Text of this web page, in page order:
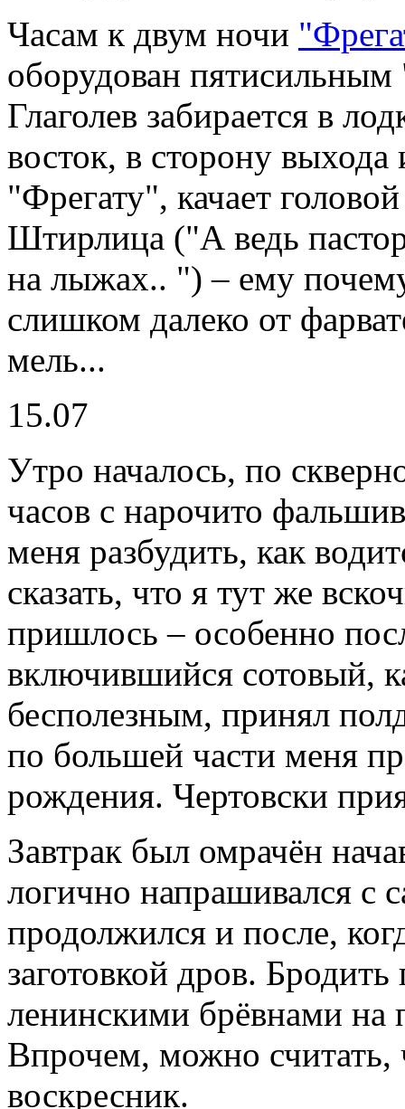
Часам к двум ночи
оборудован
Глаголев забирается в
восток, в сторону выхода
"Фрегату", качает
Штирлица ("А ведь
на лыжах.. ") – ему
слишком далеко от
мель...
15.07
Утро началось, по
часов с нарочито
меня разбудить, как
сказать, что я тут же
пришлось – особенно
включившийся сотовый,
бесполезным, принял
по большей части меня
рождения. Чертовски
Завтрак был омрачён
логично напрашивался с
продолжился и после,
заготовкой дров.
ленинскими брёвнами на
Впрочем, можно считать,
воскресник.